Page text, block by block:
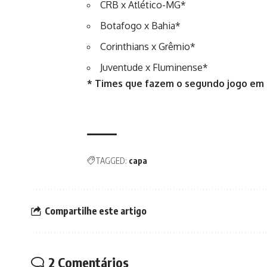
CRB x Atlético-MG*
Botafogo x Bahia*
Corinthians x Grêmio*
Juventude x Fluminense*
* Times que fazem o segundo jogo em
TAGGED: capa
Compartilhe este artigo
2 Comentários